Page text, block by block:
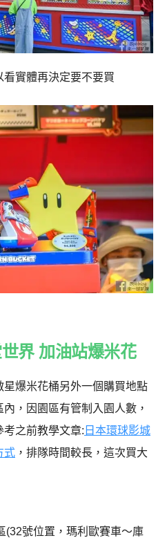
實體再決定要不要買
界 加油站爆米花
爆米花桶另外一個購買地點
，因園區有管制入園人數，
考之前教學文章: 日本環球影城
式 ，排隊時間較長，這次買大
(32號位置，瑪利歐賽車～庫